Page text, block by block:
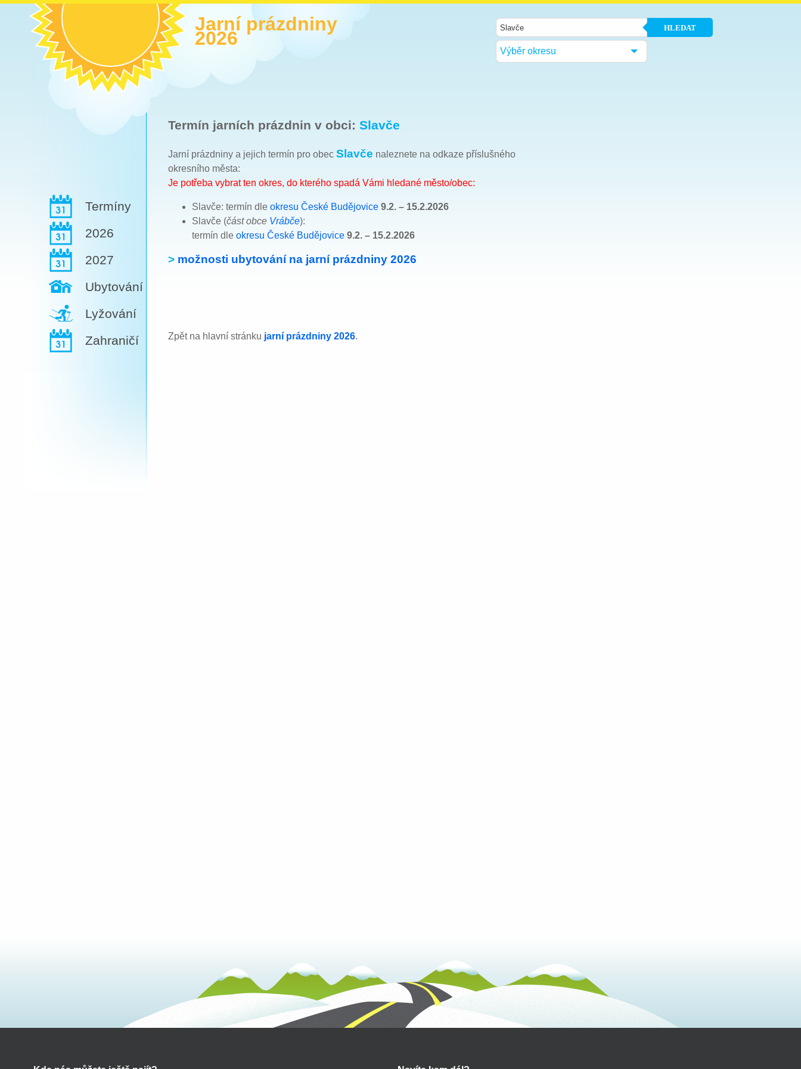
Jarní prázdniny
2026 HLEDAT
Výběr okresu
Termíny
2026
2027
Ubytování
Lyžování
Zahraničí
Termín jarních prázdnin v obci: Slavče
Jarní prázdniny a jejich termín pro obec Slavče naleznete na odkaze příslušného
okresního města:
Je potřeba vybrat ten okres, do kterého spadá Vámi hledané město/obec:
Slavče: termín dle okresu České Budějovice 9.2. – 15.2.2026
Slavče (část obce Vrábče):
termín dle okresu České Budějovice 9.2. – 15.2.2026
> možnosti ubytování na jarní prázdniny 2026
Zpět na hlavní stránku jarní prázdniny 2026.